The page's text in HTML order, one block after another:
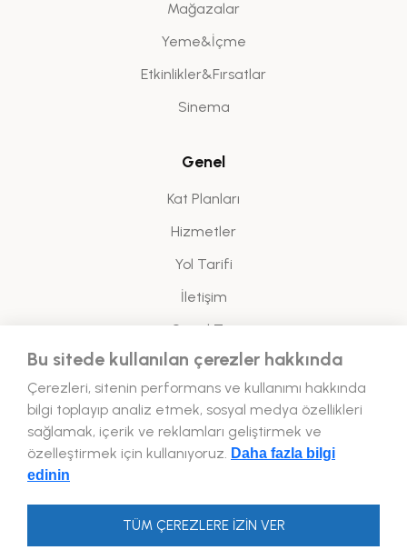
Bu sitede kullanılan çerezler hakkında
Çerezleri, sitenin performans ve kullanımı hakkında
bilgi toplayıp analiz etmek, sosyal medya özellikleri
sağlamak, içerik ve reklamları geliştirmek ve
özelleştirmek için kullanıyoruz. Daha fazla bilgi
edinin
TÜM ÇEREZLERE İZİN VER
Mağazalar
Yeme&İçme
Etkinlikler&Fırsatlar
Sinema
Genel
Kat Planları
Hizmetler
Yol Tarifi
İletişim
Sanal Tur
Yasal
Enerji Politikası